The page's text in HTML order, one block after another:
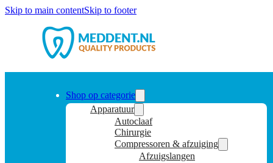
Skip to main contentSkip to footer
Shop op categorie
Apparatuur
Autoclaaf
Chirurgie
Compressoren & afzuiging
Afzuigslangen